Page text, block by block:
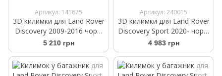
Артикул: 141675
3D килимки для Land Rover
Discovery 2009-2016 чорні
3 ряд WeatherTech 443624
5 210 грн
Артикул: 240015
3D килимки для Land Rover
Discovery Sport 2020- чорні
3 ряд WeatherTech
4415893
4 983 грн